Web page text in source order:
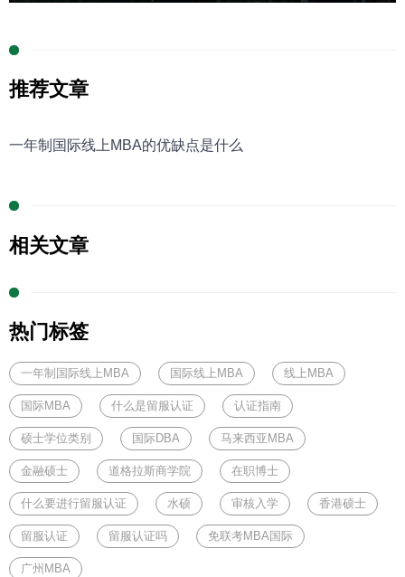
推荐文章
一年制国际线上MBA的优缺点是什么
相关文章
热门标签
一年制国际线上MBA 国际线上MBA 线上MBA
国际MBA 什么是留服认证 认证指南
硕士学位类别 国际DBA 马来西亚MBA
金融硕士 道格拉斯商学院 在职博士
什么要进行留服认证 水硕 审核入学 香港硕士
留服认证 留服认证吗 免联考MBA国际
广州MBA